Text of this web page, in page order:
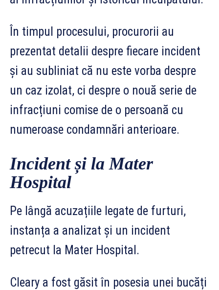
În timpul procesului, procurorii au
prezentat detalii despre fiecare incident
și au subliniat că nu este vorba despre
un caz izolat, ci despre o nouă serie de
infracțiuni comise de o persoană cu
numeroase condamnări anterioare.
Incident și la Mater
Hospital
Pe lângă acuzațiile legate de furturi,
instanța a analizat și un incident
petrecut la Mater Hospital.
Cleary a fost găsit în posesia unei bucăți